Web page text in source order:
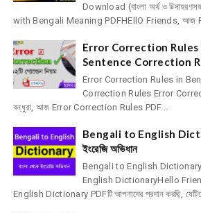
Download (বাংলা অর্থ ও
with Bengali Meaning PDFHEllO Friends, আজ
Error Correction Rules
Sentence Correction
Error Correction Rules in
Correction Rules Error
বন্ধুরা, আজ Error Correction Rules PDF...
Bengali to English
ইংরেজি অভিধান
Bengali to English
English DictionaryHello
English Dictionary PDFটি আপনাদের প্রদান করছি,